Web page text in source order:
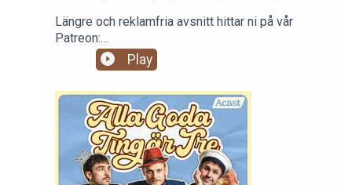
Längre och reklamfria avsnitt hittar ni på vår
Patreon:
https://www.patreon.com/c/randommakingmovie
Play